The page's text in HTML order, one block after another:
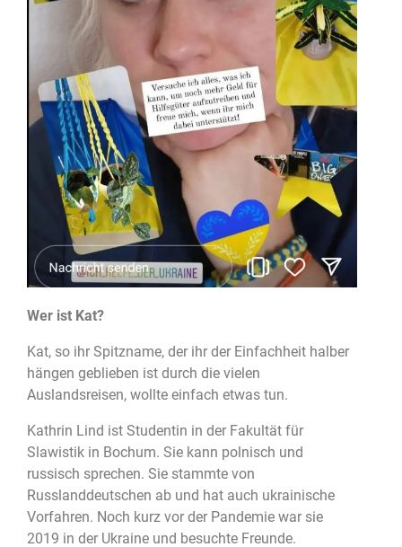
Wer ist Kat?
Kat, so ihr Spitzname, der ihr der Einfachheit halber
hängen geblieben ist durch die vielen
Auslandsreisen, wollte einfach etwas tun.
Kathrin Lind ist Studentin in der Fakultät für
Slawistik in Bochum. Sie kann polnisch und
russisch sprechen. Sie stammte von
Russlanddeutschen ab und hat auch ukrainische
Vorfahren. Noch kurz vor der Pandemie war sie
2019 in der Ukraine und besuchte Freunde.